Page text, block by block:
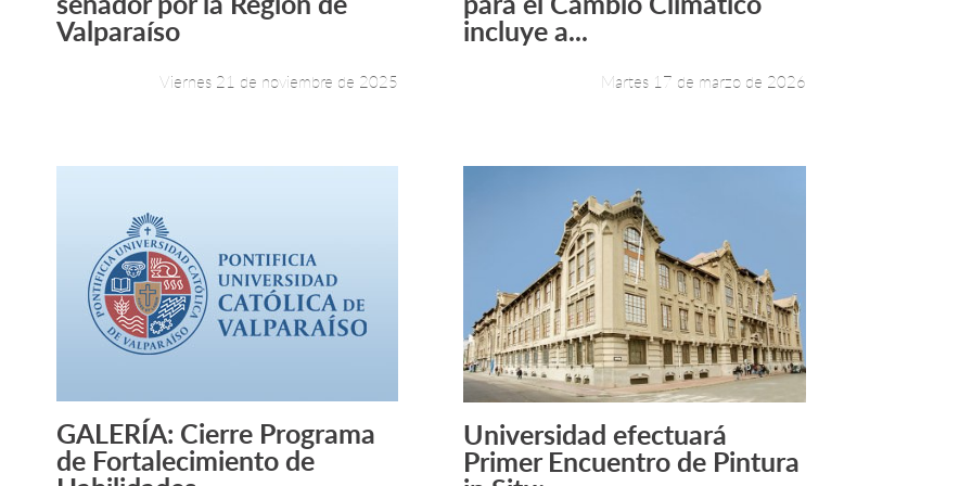
Valparaíso
Viernes 21 de noviembre de 2025
incluye a...
Martes 17 de marzo de 2026
Leer más +
GALERÍA: Cierre Programa
de Fortalecimiento de Leer más +
Universidad efectuará
Primer Encuentro de Pintura